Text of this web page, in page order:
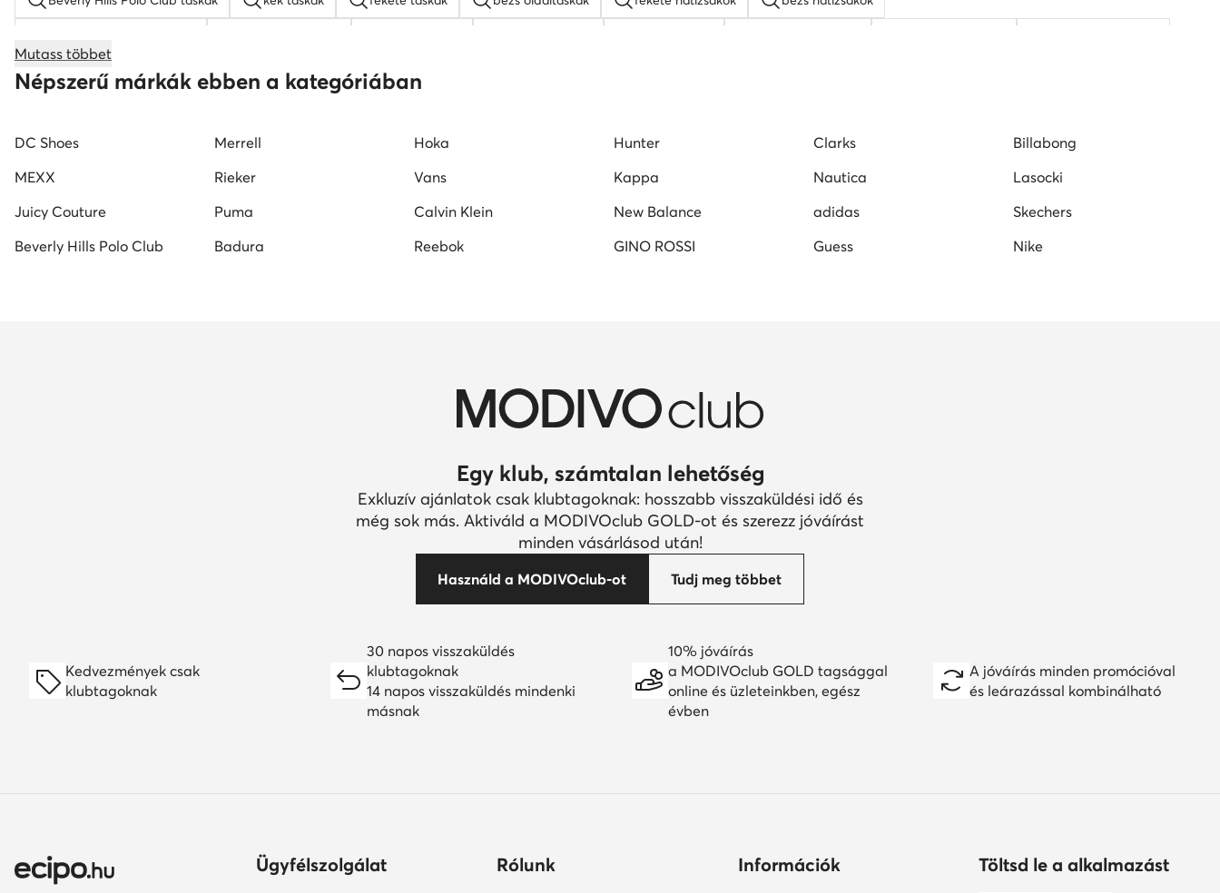
KARL LAGERFELD táskak bőr táskak Nine West táskak
Mutass többet
Népszerű márkák ebben a kategóriában
DC Shoes Merrell Hoka Hunter Clarks
Billabong
MEXX
Rieker Vans Kappa Nautica
Lasocki
Juicy Couture
Puma Calvin Klein New Balance adidas
Skechers
Beverly Hills Polo Club
Badura Reebok GINO ROSSI Guess Nike
Egy klub, számtalan lehetőség
Exkluzív ajánlatok csak klubtagoknak: hosszabb visszaküldési idő és
még sok más. Aktiváld a MODIVOclub GOLD-ot és szerezz jóváírást
minden vásárlásod után!
Használd a MODIVOclub-ot Tudj meg többet
Kedvezmények csak
klubtagoknak
30 napos visszaküldés
klubtagoknak
14 napos visszaküldés mindenki
másnak
10% jóváírás
a MODIVOclub GOLD tagsággal
online és üzleteinkben, egész
évben
A jóváírás minden promócióval
és leárazással kombinálható
Ügyfélszolgálat Rólunk Információk Töltsd le a alkalmazást